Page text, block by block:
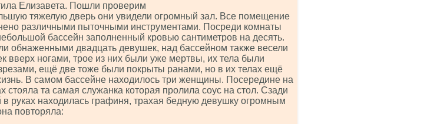
Елизавета. Пошли проверим
тяжелую дверь они увидели огромный зал. Все помещение
различными пыточными инструментами. Посреди комнаты
бассейн заполненный кровью сантиметров на десять.
обнаженными двадцать девушек, над бассейном также весели
вверх ногами, трое из них были уже мертвы, их тела были
ещё две тоже были покрыты ранами, но в их телах ещё
В самом бассейне находилось три женщины. Посередине на
стояла та самая служанка которая пролила соус на стол. Сзади
в руках находилась графиня, трахая бедную девушку огромным
повторяла: